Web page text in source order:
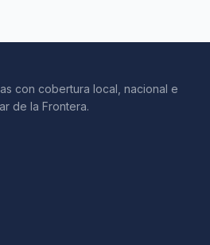
con cobertura local, nacional e
de la Frontera.